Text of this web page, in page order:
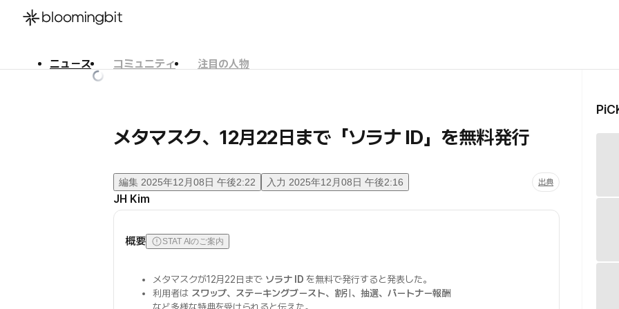
ニュース コミュニティ
注目の人物
メタマスク、12月22日まで「ソラナ ID」を無料発行
編集 2025年12月08日 午後2:22 入力 2025年12月08日 午後2:16 出典
JH Kim
概要 STAT AIのご案内
メタマスクが12月22日まで ソラナ ID を無料で発行すると発表した。
利用者は スワップ、ステーキングブースト、割引、抽選、パートナー報酬